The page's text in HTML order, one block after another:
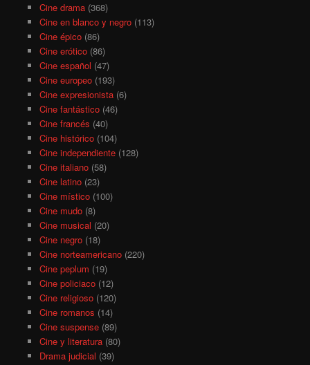
Cine drama(368)
Cine en blanco y negro(113)
Cine épico(86)
Cine erótico(86)
Cine español (47)
Cine europeo(193)
Cine expresionista(6)
Cine fantástico(46)
Cine francés (40)
Cine histórico(104)
Cine independiente(128)
Cine italiano(58)
Cine latino(23)
Cine místico(100)
Cine mudo(8)
Cine musical (20)
Cine negro(18)
Cine norteamericano(220)
Cine peplum (19)
Cine policiaco(12)
Cine religioso(120)
Cine romanos (14)
Cine suspense(89)
Cine y literatura(80)
Drama judicial (39)